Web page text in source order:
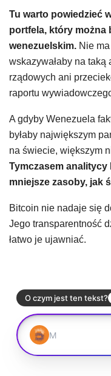
Tu warto powiedzieć
portfela, który można
wenezuelskim. Nie
wskazywałaby na
rządowych ani
raportu
A gdyby Wenezuela
byłaby największym
na świecie, większym
Tymczasem analitycy
mniejsze zasoby, jak
Bitcoin nie nadaje się
Jego transparentność
łatwo je ujawniać.